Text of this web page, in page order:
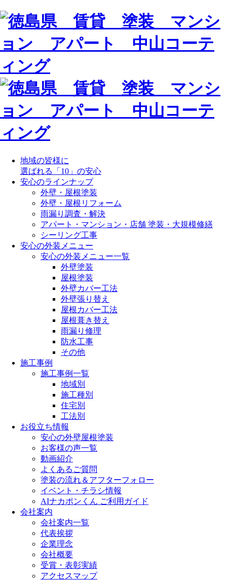
地域の皆様に
選ばれる「10」の安心
安心のラインナップ
外壁・屋根塗装
外壁・屋根リフォーム
雨漏り調査・解決
アパート・マンション・店舗 塗装・大規模修繕
シーリング工事
安心の外装メニュー
安心の外装メニュー一覧
外壁塗装
屋根塗装
外壁カバー工法
外壁張り替え
屋根カバー工法
屋根葺き替え
雨漏り修理
防水工事
その他
施工事例
施工事例一覧
地域別
施工種別
住宅別
工法別
お役立ち情報
安心の外壁屋根塗装
お客様の声一覧
動画紹介
よくあるご質問
塗装の流れ＆アフターフォロー
イベント・チラシ情報
AIナカポンくん ご利用ガイド
会社案内
会社案内一覧
代表挨拶
企業理念
会社概要
受賞・表彰実績
アクセスマップ